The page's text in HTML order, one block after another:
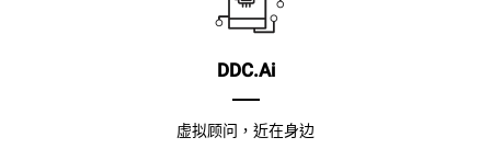
DDC.Ai
虚拟顾问，近在身边